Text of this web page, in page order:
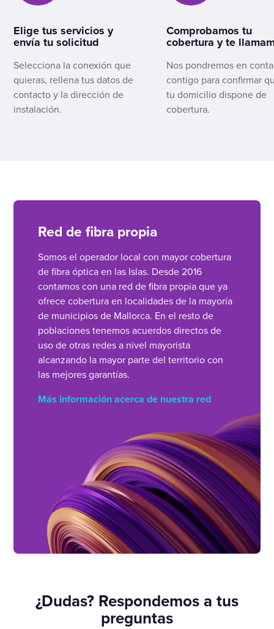
Elige tus servicios y
envía tu solicitud
Selecciona la conexión que
quieras, rellena tus datos de
contacto y la dirección de
instalación.
Comprobamos tu
cobertura y te
Nos pondremos en
contigo para confirmar
tu domicilio dispone de
cobertura.
Red de fibra propia
Somos el operador local con mayor cobertura
de fibra óptica en las Islas. Desde 2016
contamos con una red de fibra propia que ya
ofrece cobertura en localidades de la mayoría
de municipios de Mallorca. En el resto de
poblaciones tenemos acuerdos directos de
uso de otras redes a nivel mayorista
alcanzando la mayor parte del territorio con
las mejores garantías.
Más información acerca de nuestra red
¿Dudas? Respondemos a tus
preguntas